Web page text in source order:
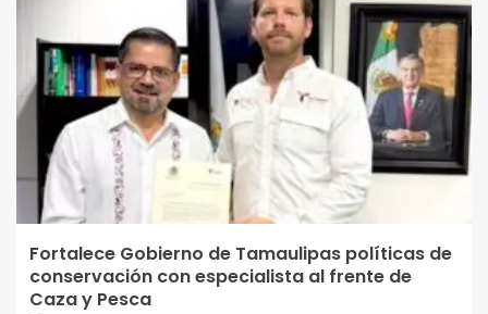
Fortalece Gobierno de Tamaulipas políticas de
conservación con especialista al frente de
Caza y Pesca